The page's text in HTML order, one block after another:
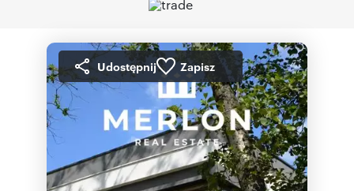
Udostępnij Zapisz